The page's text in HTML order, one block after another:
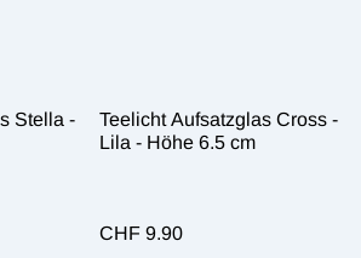
Stella -
Teelicht Aufsatzglas Cross -
Lila - Höhe 6.5 cm
CHF 9.90